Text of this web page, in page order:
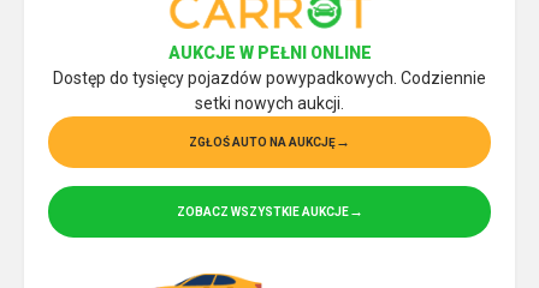
AUKCJE W PEŁNI ONLINE
Dostęp do tysięcy pojazdów powypadkowych. Codziennie
setki nowych aukcji.
ZGŁOŚ AUTO NA AUKCJĘ
ZOBACZ WSZYSTKIE AUKCJE